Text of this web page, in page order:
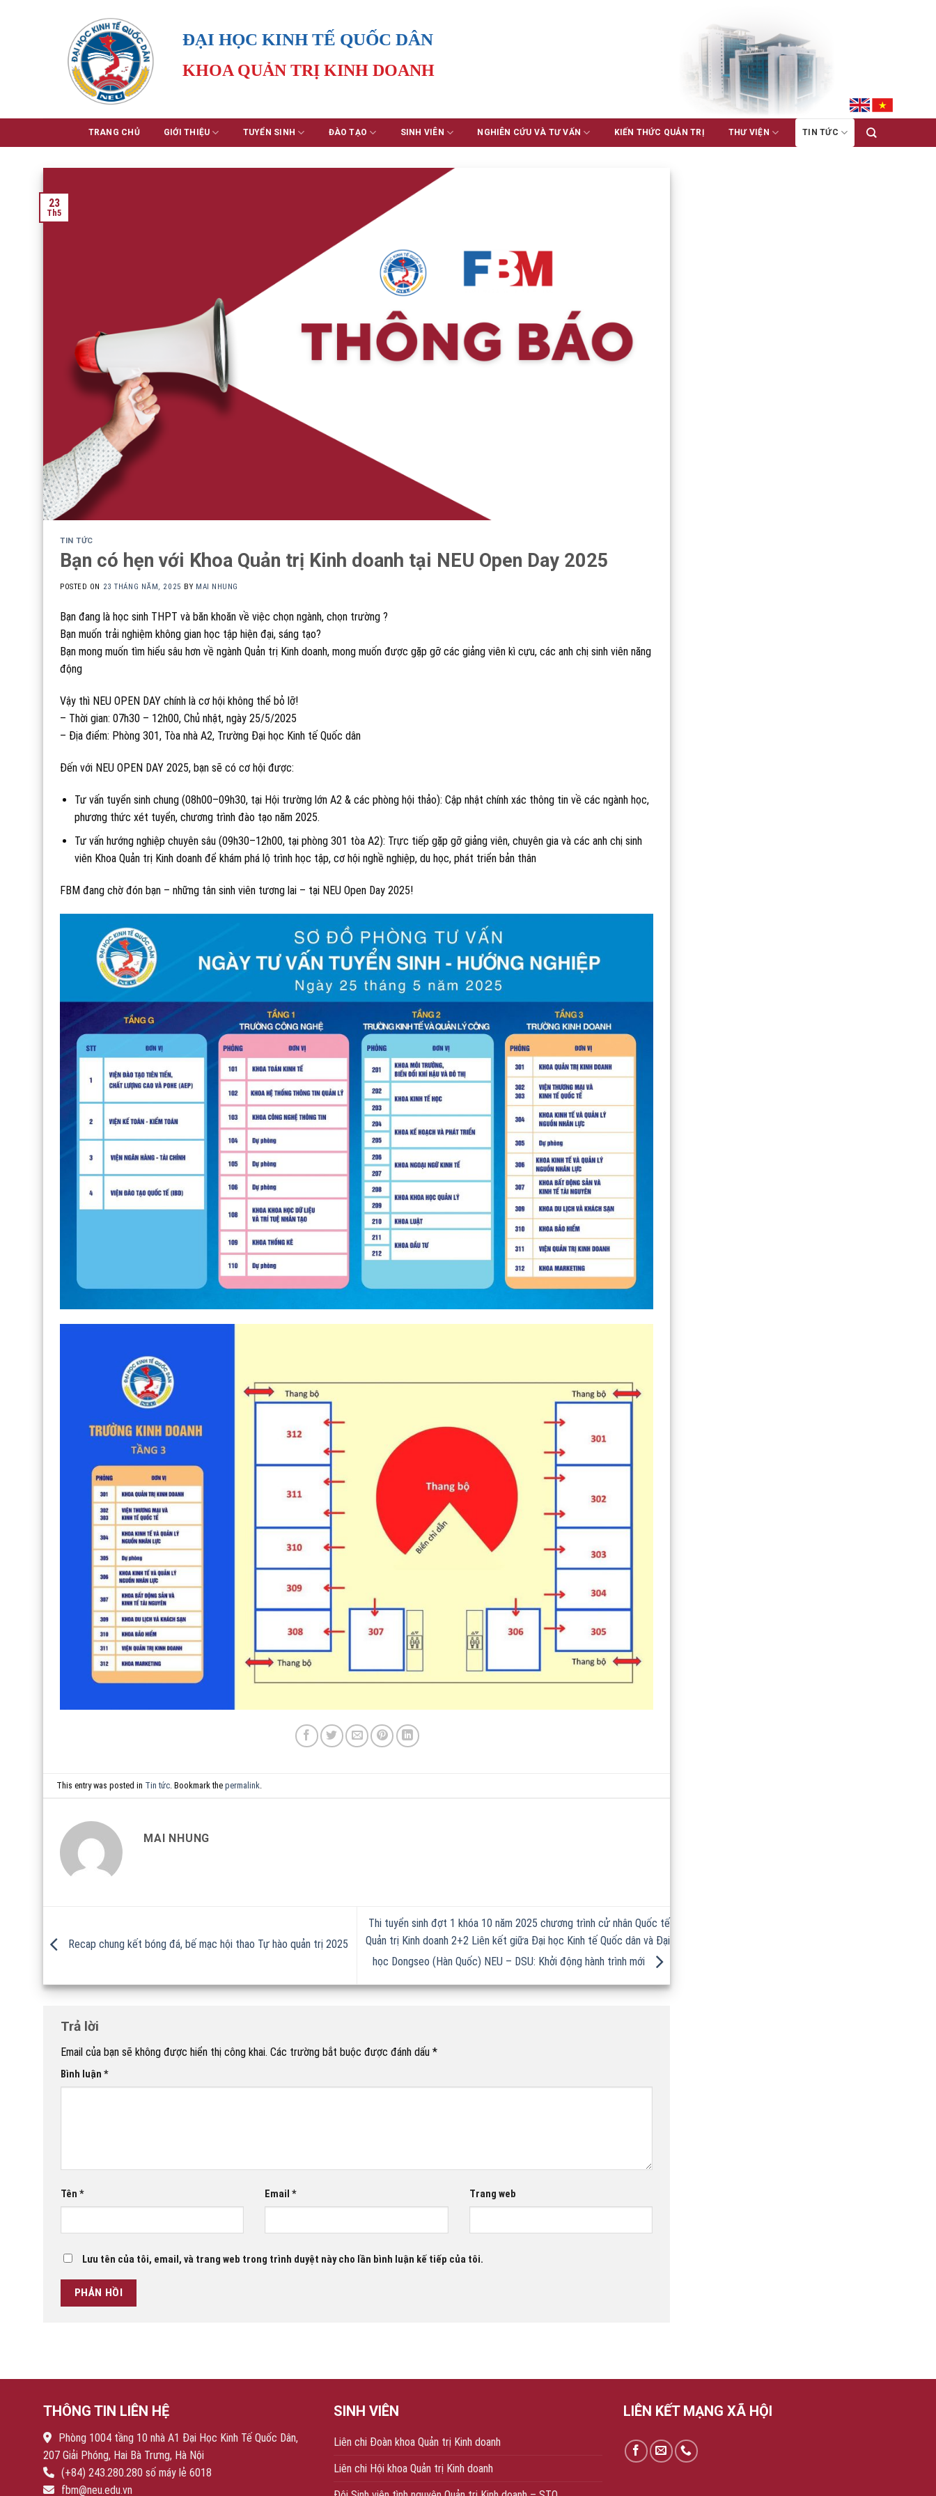
ĐẠI HỌC KINH TẾ QUỐC DÂN
KHOA QUẢN TRỊ KINH DOANH
TRANG CHỦ GIỚI THIỆU TUYỂN SINH ĐÀO TẠO SINH VIÊN NGHIÊN CỨU VÀ TƯ VẤN KIẾN THỨC QUẢN TRỊ THƯ VIỆN TIN TỨC
23
Th5
TIN TỨC
Bạn có hẹn với Khoa Quản trị Kinh doanh tại NEU Open Day 2025
POSTED ON 23 THÁNG NĂM, 2025 BY MAI NHUNG
Bạn đang là học sinh THPT và băn khoăn về việc chọn ngành, chọn trường ?
Bạn muốn trải nghiệm không gian học tập hiện đại, sáng tạo?
Bạn mong muốn tìm hiểu sâu hơn về ngành Quản trị Kinh doanh, mong muốn được gặp gỡ các giảng viên kì cựu, các anh chị sinh viên năng
động
Vậy thì NEU OPEN DAY chính là cơ hội không thể bỏ lỡ!
– Thời gian: 07h30 – 12h00, Chủ nhật, ngày 25/5/2025
– Địa điểm: Phòng 301, Tòa nhà A2, Trường Đại học Kinh tế Quốc dân
Đến với NEU OPEN DAY 2025, bạn sẽ có cơ hội được:
Tư vấn tuyển sinh chung (08h00–09h30, tại Hội trường lớn A2 & các phòng hội thảo): Cập nhật chính xác thông tin về các ngành học,
phương thức xét tuyển, chương trình đào tạo năm 2025.
Tư vấn hướng nghiệp chuyên sâu (09h30–12h00, tại phòng 301 tòa A2): Trực tiếp gặp gỡ giảng viên, chuyên gia và các anh chị sinh
viên Khoa Quản trị Kinh doanh để khám phá lộ trình học tập, cơ hội nghề nghiệp, du học, phát triển bản thân
FBM đang chờ đón bạn – những tân sinh viên tương lai – tại NEU Open Day 2025!
This entry was posted in Tin tức . Bookmark thepermalink
MAI NHUNG
Recap chung kết bóng đá, bế mạc hội thao Tự hào quản trị 2025
Thi tuyển sinh đợt 1 khóa 10 năm 2025 chương trình cử nhân Quốc tế
Quản trị Kinh doanh 2+2 Liên kết giữa Đại học Kinh tế Quốc dân và Đại
học Dongseo (Hàn Quốc) NEU – DSU: Khởi động hành trình mới
Trả lời
Email của bạn sẽ không được hiển thị công khai. Các trường bắt buộc được đánh dấu *
Bình luận *
Tên * Email* Trang web
Lưu tên của tôi, email, và trang web trong trình duyệt này cho lần bình luận kế tiếp của tôi.
THÔNG TIN LIÊN HỆ
Phòng 1004 tầng 10 nhà A1 Đại Học Kinh Tế Quốc Dân,
207 Giải Phóng, Hai Bà Trưng, Hà Nội
(+84) 243.280.280 số máy lẻ 6018
fbm@neu.edu.vn
SINH VIÊN
Liên chi Đoàn khoa Quản trị Kinh doanh
Liên chi Hội khoa Quản trị Kinh doanh
LIÊN KẾT MẠNG XÃ HỘI